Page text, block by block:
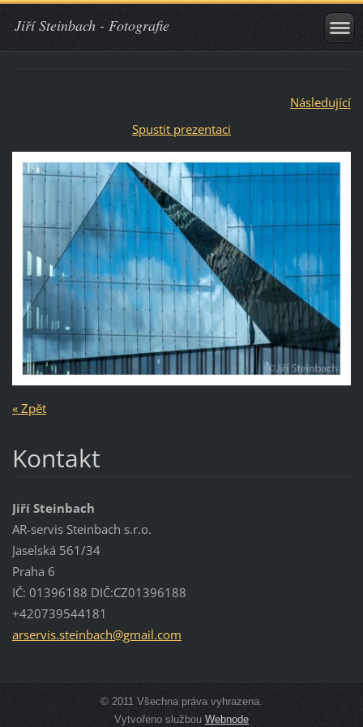
Jiří Steinbach - Fotografie
Následující
Spustit prezentaci
« Zpět
Kontakt
Jiří Steinbach
AR-servis Steinbach s.r.o.
Jaselská 561/34
Praha 6
IČ: 01396188 DIČ:CZ01396188
+420739544181
arservis.steinbach@gmail.com
© 2011 Všechna práva vyhrazena.
Vytvořeno službouWebnode